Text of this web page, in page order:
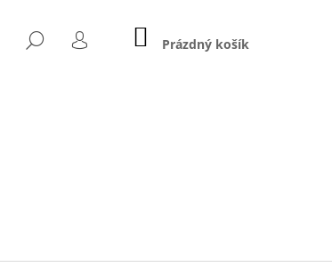
HLEDAT
PŘIHLÁŠENÍ
NÁKUPNÍ
KOŠÍK
Prázdný košík